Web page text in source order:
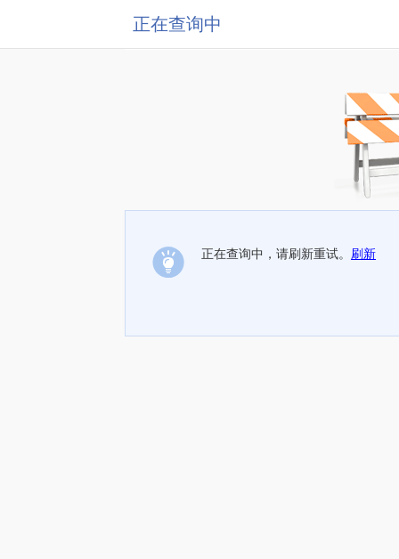
正在查询中
正在查询中，请刷新重试。 刷新